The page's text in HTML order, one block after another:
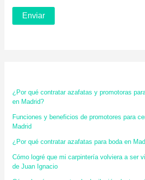
¿Por qué contratar azafatas y promotoras
en Madrid?
Funciones y beneficios de promotores para
Madrid
¿Por qué contratar azafatas para boda en
Cómo logré que mi carpintería volviera a ser
de Juan Ignacio